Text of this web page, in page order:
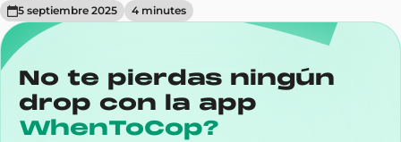
5 septiembre 2025 4 minutes
No te pierdas ningún
drop con la app
WhenToCop?